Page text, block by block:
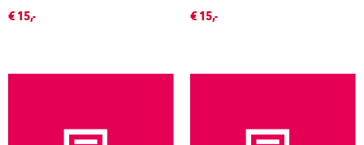
€ 15,-
€ 15,-